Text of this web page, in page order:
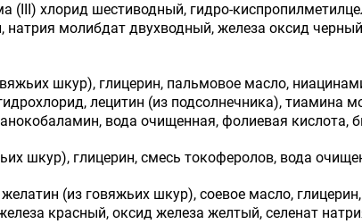
хлорид шестиводный, гидро-
натрия молибдат двухводный, железа оксид
шкур), глицерин, пальмовое масло,
лецитин (из подсолнечника), тиамина
вода очищенная, фолиевая кислота,
шкур), глицерин, смесь токоферолов, вода
(из говяжьих шкур), соевое масло,
красный, оксид железа желтый, селенат